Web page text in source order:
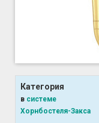
Категория
в системе
Хорнбостеля-Закса